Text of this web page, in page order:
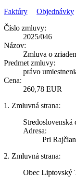
Faktúry | Objednávky
Číslo zmluvy:
2025/046
Názov:
Zmluva o
Predmet zmluvy:
právo
Cena:
260,78 EUR
1. Zmluvná strana:
Stredoslovenská
Adresa:
Pri
2. Zmluvná strana:
Obec Liptovský